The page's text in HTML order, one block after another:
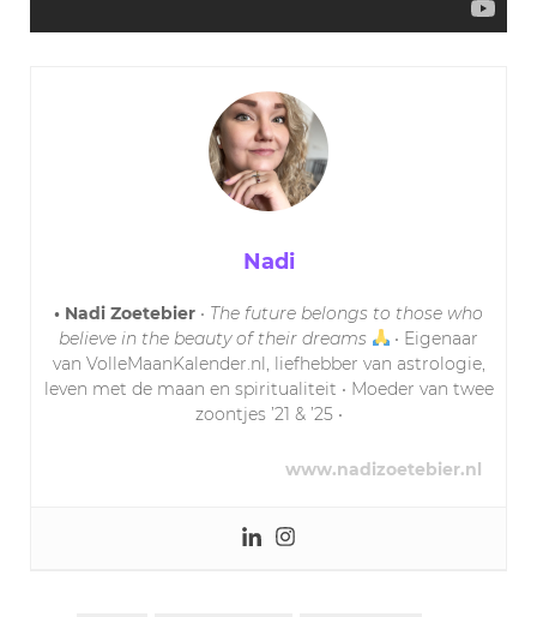
Nadi
• Nadi Zoetebier • The future belongs to those who
believe in the beauty of their dreams
• Eigenaar
van VolleMaanKalender.nl, liefhebber van astrologie,
leven met de maan en spiritualiteit • Moeder van twee
zoontjes ’21 & ’25 •
www.nadizoetebier.nl